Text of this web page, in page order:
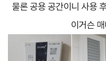
물론 공용 공간이니 사용
이거슨